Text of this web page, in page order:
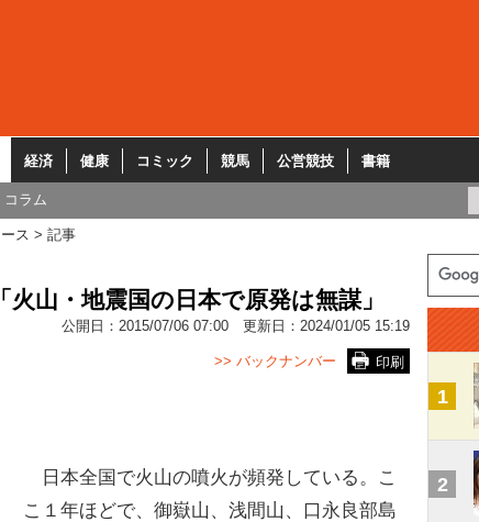
経済 健康 コミック 競馬 公営競技 書籍
コラム
ス 記事
山・地震国の日本で原発は無謀」
公開日： 2015/07/06 07:00 更新日： 2024/01/05 15:19
印刷
>> バックナンバー
日本全国で火山の噴火が頻発している。こ
こ１年ほどで、御嶽山、浅間山、口永良部島
1
2